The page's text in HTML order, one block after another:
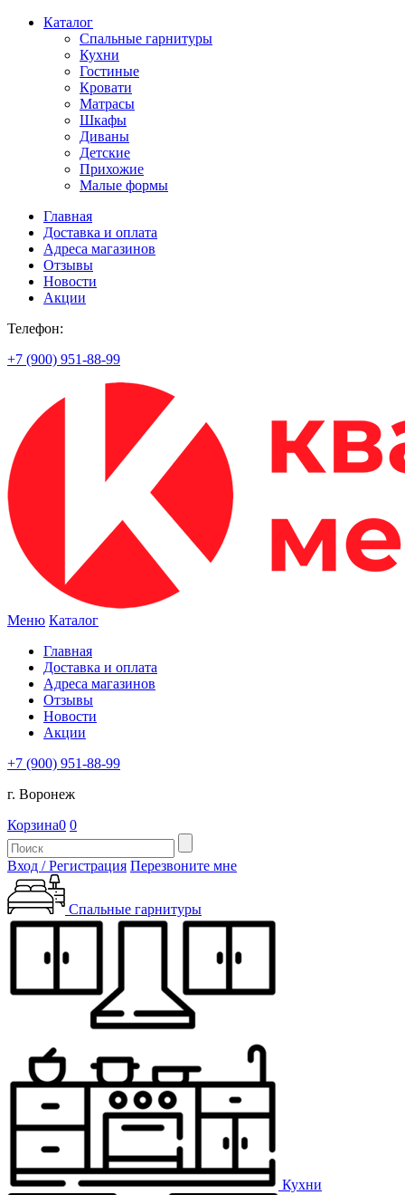
Каталог
Спальные гарнитуры
Кухни
Гостиные
Кровати
Матрасы
Шкафы
Диваны
Детские
Прихожие
Малые формы
Главная
Доставка и оплата
Адреса магазинов
Отзывы
Новости
Акции
Телефон:
+7 (900) 951-88-99
Меню Каталог
Главная
Доставка и оплата
Адреса магазинов
Отзывы
Новости
Акции
+7 (900) 951-88-99
г. Воронеж
Корзина0 0
Вход / Регистрация Перезвоните мне
Спальные гарнитуры
Кухни